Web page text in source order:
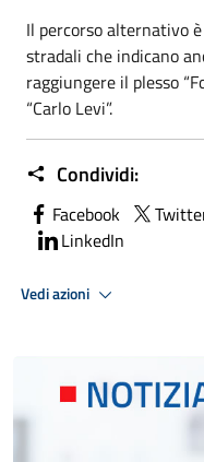
Il percorso alternativo
stradali che indicano
raggiungere il plesso
“Carlo Levi”.
Condividi:
Facebook
LinkedIn
Vedi azioni